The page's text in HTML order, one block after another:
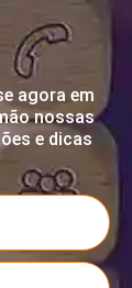
agora em
nossas
e dicas